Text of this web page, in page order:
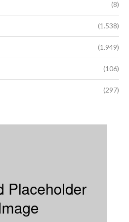
(8)
(1.538)
(1.949)
(106)
(297)